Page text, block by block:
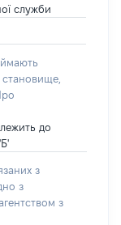
служби
становище,
до
з
з
з